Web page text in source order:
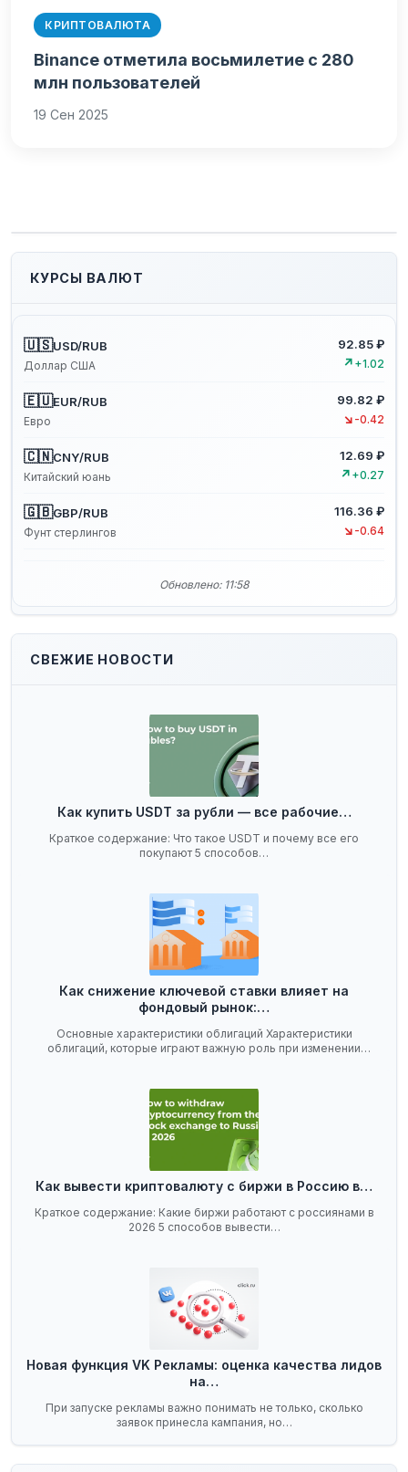
КРИПТОВАЛЮТА
Binance отметила восьмилетие с 280
млн пользователей
19 Сен 2025
КУРСЫ ВАЛЮТ
🇺🇸USD/RUB
Доллар США
92.85 ₽
↗ +1.02
🇪🇺EUR/RUB
Евро
99.82 ₽
↘ -0.42
🇨🇳CNY/RUB
Китайский юань
12.69 ₽
↗ +0.27
🇬🇧GBP/RUB
Фунт стерлингов
116.36 ₽
↘ -0.64
Обновлено: 11:58
СВЕЖИЕ НОВОСТИ
Как купить USDT за рубли — все рабочие…
Краткое содержание: Что такое USDT и почему все его
покупают 5 способов…
Как снижение ключевой ставки влияет на
фондовый рынок:…
Основные характеристики облигаций Характеристики
облигаций, которые играют важную роль при изменении
Как вывести криптовалюту с биржи в Россию в…
Краткое содержание: Какие биржи работают с россиянами в
2026 5 способов вывести…
Новая функция VK Рекламы: оценка качества лидов
на…
При запуске рекламы важно понимать не только, сколько
заявок принесла кампания, но…